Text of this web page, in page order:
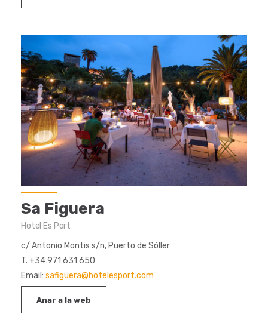
Sa Figuera
Hotel Es Port
c/ Antonio Montis s/n, Puerto de Sóller
T. +34 971 631 650
Email: safiguera@hotelesport.com
Anar a la web